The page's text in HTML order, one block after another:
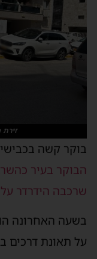
בוקר קשה
הבוקר בעיר
שרכבה הידרדר
בשעה האחרונה
על תאונת דרכים